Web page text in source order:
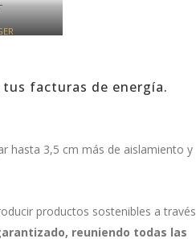
facturas de energía.
hasta 3,5 cm más de aislamiento y
productos sostenibles a través
reuniendo todas las